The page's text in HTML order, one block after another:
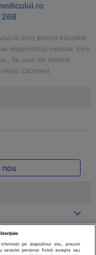
268
sunt pentru educatie
diagnosticul medical. Este
fie unul din medicii
Clickmed.
pe dispozitivul dvs., precum
caracter personal. Puteți accepta sau